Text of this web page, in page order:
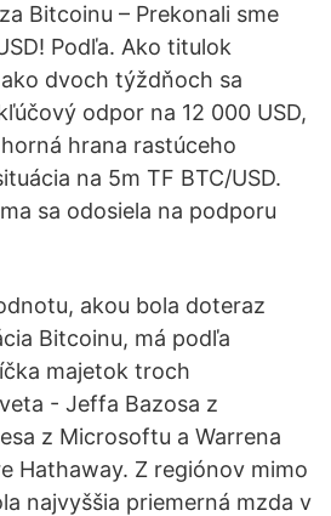
Bitcoinu – Prekonali sme
Podľa. Ako titulok
dvoch týždňoch sa
odpor na 12 000 USD,
hrana rastúceho
na 5m TF BTC/USD.
sa odosiela na podporu
akou bola doteraz
Bitcoinu, má podľa
majetok troch
- Jeffa Bazosa z
z Microsoftu a Warrena
Hathaway. Z regiónov mimo
najvyššia priemerná mzda v